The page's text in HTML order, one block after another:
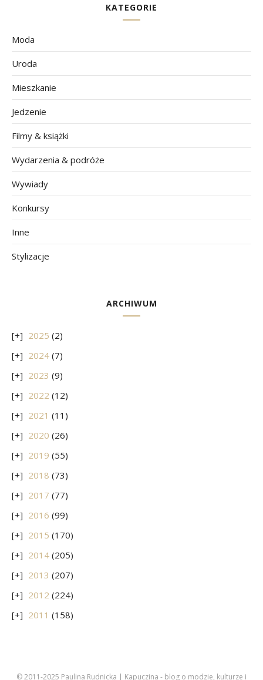
KATEGORIE
Moda
Uroda
Mieszkanie
Jedzenie
Filmy & książki
Wydarzenia & podróże
Wywiady
Konkursy
Inne
Stylizacje
ARCHIWUM
2025 (2)
2024 (7)
2023 (9)
2022 (12)
2021 (11)
2020 (26)
2019 (55)
2018 (73)
2017 (77)
2016 (99)
2015 (170)
2014 (205)
2013 (207)
2012 (224)
2011 (158)
© 2011-2025 Paulina Rudnicka | Kapuczina - blog o modzie, kulturze i